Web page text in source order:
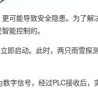
可能导致安全隐患。为了解
能控制的。
即启动。此时，两只雨雪探
字信号，经过PLC接收后，